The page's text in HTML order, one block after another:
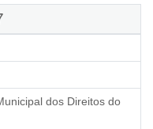
dos Direitos do